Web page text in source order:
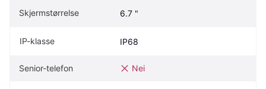
Skjermstørrelse 6.7 "
IP-klasse IP68
Senior-telefon Nei